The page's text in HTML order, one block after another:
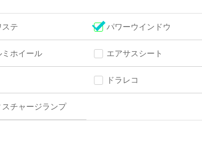
テ パワーウインドウ
ミホイール エアサスシート
ドラレコ
スチャージランプ